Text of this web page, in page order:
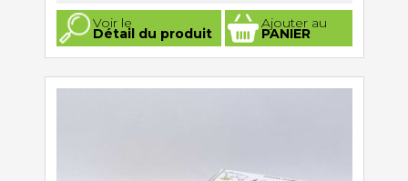
Voir le
Détail du produit
Ajouter au
PANIER
Ce
produit
a
plusieurs
Les
options